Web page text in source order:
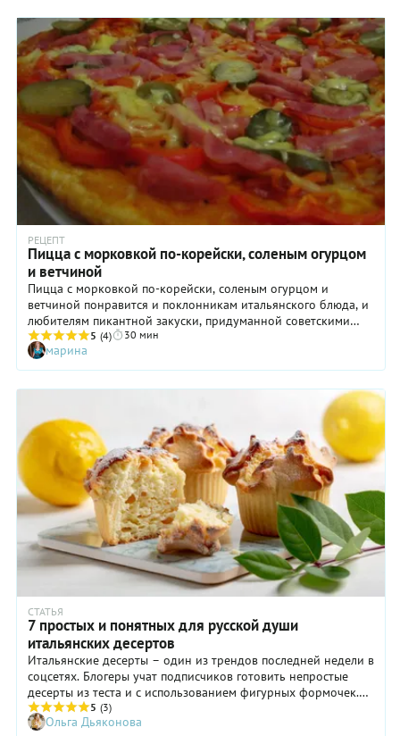
РЕЦЕПТ
Пицца с морковкой по-корейски, соленым огурцом
и ветчиной
Пицца с морковкой по-корейски, соленым огурцом и
ветчиной понравится и поклонникам итальянского блюда, и
любителям пикантной закуски, придуманной советскими
корейцами. Для этой оригинальной выпечки в рецепте ниже
предлагается взять обычное дрожжевое тесто, как для
пирожков. А уж как раскатать его — в тонкий пласт или
сделать основу потолще — решайте сами. В любом случае
получится вкусно! Уверены, этот рецепт не раз выручит вас в
будни или выходные, когда нужно будет быстро
организовать выпечку, чтобы угостить близких или внезапно
нагрянувших гостей. Все ингредиенты для этой «итальянско-
корейской» пиццы доступны.
5 (4) 30 мин
марина
СТАТЬЯ
7 простых и понятных для русской души
итальянских десертов
Итальянские десерты – один из трендов последней недели в
соцсетях. Блогеры учат подписчиков готовить непростые
десерты из теста и с использованием фигурных формочек.
Мы поддались тренду и предлагаем вам приготовить один
из семи простых итальянских десертов, проверенных нами.
5 (3)
Ольга Дьяконова